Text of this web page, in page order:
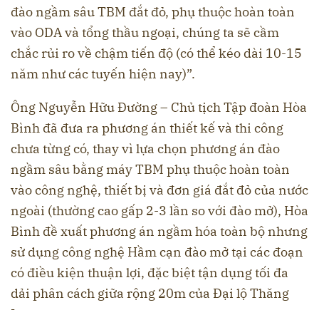
đào ngầm sâu TBM đắt đỏ, phụ thuộc hoàn toàn
vào ODA và tổng thầu ngoại, chúng ta sẽ cầm
chắc rủi ro về chậm tiến độ (có thể kéo dài 10-15
năm như các tuyến hiện nay)”.
Ông Nguyễn Hữu Đường – Chủ tịch Tập đoàn Hòa
Bình đã đưa ra phương án thiết kế và thi công
chưa từng có, thay vì lựa chọn phương án đào
ngầm sâu bằng máy TBM phụ thuộc hoàn toàn
vào công nghệ, thiết bị và đơn giá đắt đỏ của nước
ngoài (thường cao gấp 2-3 lần so với đào mở), Hòa
Bình đề xuất phương án ngầm hóa toàn bộ nhưng
sử dụng công nghệ Hầm cạn đào mở tại các đoạn
có điều kiện thuận lợi, đặc biệt tận dụng tối đa
dải phân cách giữa rộng 20m của Đại lộ Thăng